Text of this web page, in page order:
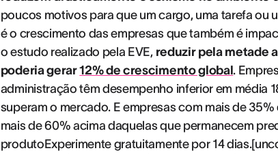
poucos motivos para que um cargo, uma tarefa ou
é o crescimento das empresas que também é
o estudo realizado pela EVE, reduzir pela metade
poderia gerar12% de crescimento global.
administração têm desempenho inferior em média
superam o mercado. E empresas com mais de
mais de 60% acima daquelas que permanecem
produtoExperimente gratuitamente por 14